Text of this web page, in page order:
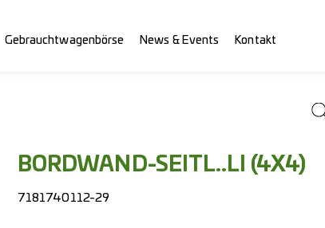
Gebrauchtwagenbörse News & Events Kontakt
BORDWAND-SEITL..LI (4X4)
7181740112-29